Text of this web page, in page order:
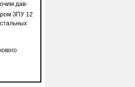
дав­
ЗПУ 12